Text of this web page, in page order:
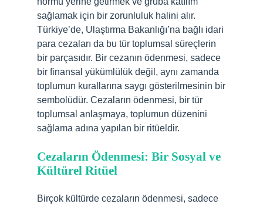
sağlamak için bir zorunluluk halini alır.
Türkiye’de, Ulaştırma Bakanlığı’na bağlı idari
para cezaları da bu tür toplumsal süreçlerin
bir parçasıdır. Bir cezanın ödenmesi, sadece
bir finansal yükümlülük değil, aynı zamanda
toplumun kurallarına saygı gösterilmesinin bir
sembolüdür. Cezaların ödenmesi, bir tür
toplumsal anlaşmaya, toplumun düzenini
sağlama adına yapılan bir ritüeldir.
Cezaların Ödenmesi: Bir Sosyal ve
Kültürel Ritüel
Birçok kültürde cezaların ödenmesi, sadece